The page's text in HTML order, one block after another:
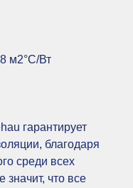
м2°С/Вт
гарантирует
благодаря
среди всех
значит, что все